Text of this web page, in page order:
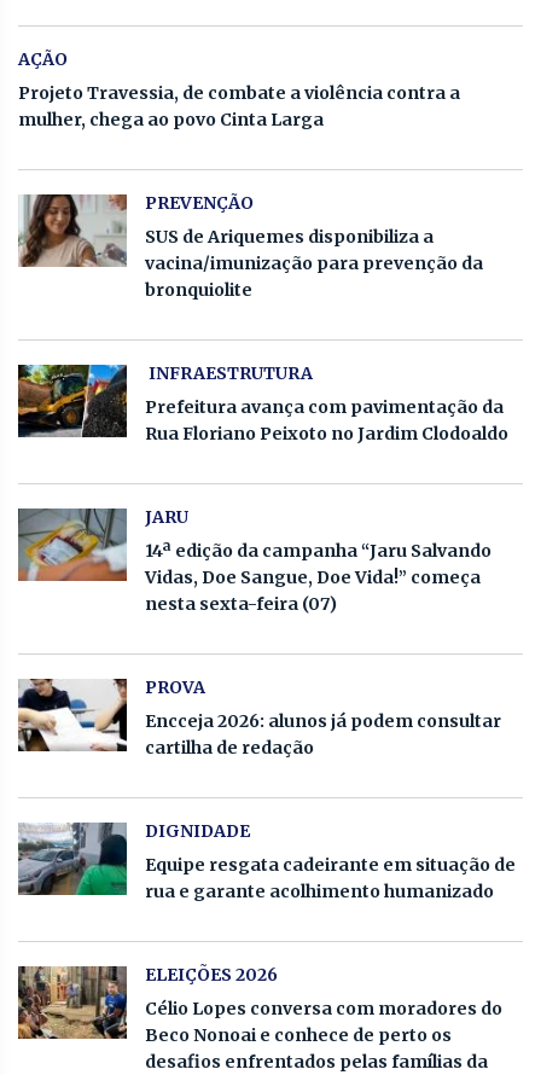
AÇÃO
Projeto Travessia, de combate a violência contra a
mulher, chega ao povo Cinta Larga
PREVENÇÃO
SUS de Ariquemes disponibiliza a
vacina/imunização para prevenção da
bronquiolite
INFRAESTRUTURA
Prefeitura avança com pavimentação da
Rua Floriano Peixoto no Jardim Clodoaldo
JARU
14ª edição da campanha “Jaru Salvando
Vidas, Doe Sangue, Doe Vida!” começa
nesta sexta-feira (07)
PROVA
Encceja 2026: alunos já podem consultar
cartilha de redação
DIGNIDADE
Equipe resgata cadeirante em situação de
rua e garante acolhimento humanizado
ELEIÇÕES 2026
Célio Lopes conversa com moradores do
Beco Nonoai e conhece de perto os
desafios enfrentados pelas famílias da